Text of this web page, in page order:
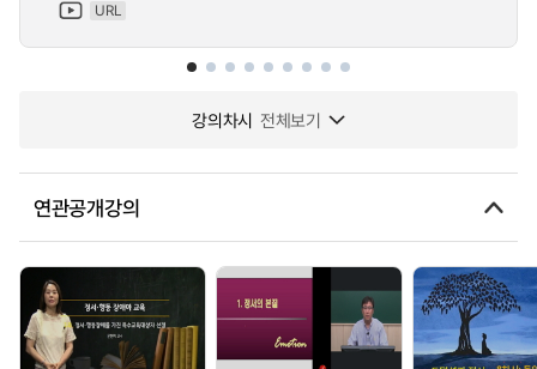
URL
강의차시 전체보기
연관공개강의